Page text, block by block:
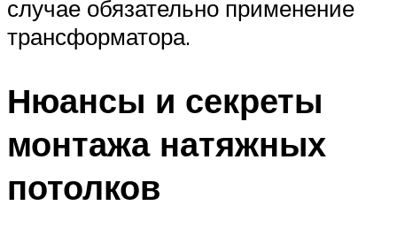
случае обязательно применение
трансформатора.
Нюансы и секреты
монтажа натяжных
потолков